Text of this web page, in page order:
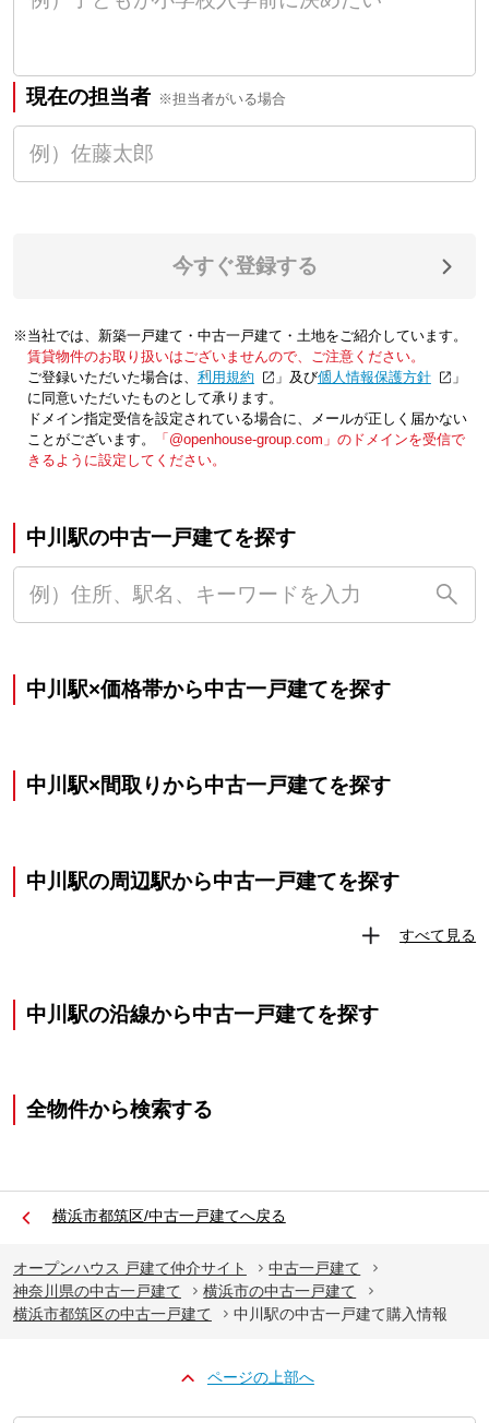
現在の担当者 ※担当者がいる場合
今すぐ登録する
※当社では、新築一戸建て・中古一戸建て・土地をご紹介しています。
賃貸物件のお取り扱いはございませんので、ご注意ください。
ご登録いただいた場合は、「利用規約 」及び「個人情報保護方針
」
に同意いただいたものとして承ります。
ドメイン指定受信を設定されている場合に、メールが正しく届かない
ことがございます。
「@openhouse-group.com」のドメインを受信で
きるように設定してください。
中川駅の中古一戸建てを探す
中川駅×価格帯から中古一戸建てを探す
中川駅×間取りから中古一戸建てを探す
中川駅の周辺駅から中古一戸建てを探す
すべて見る
中川駅の沿線から中古一戸建てを探す
全物件から検索する
横浜市都筑区/中古一戸建てへ戻る
オープンハウス 戸建て仲介サイト
中古一戸建て
神奈川県の中古一戸建て
横浜市の中古一戸建て
横浜市都筑区の中古一戸建て
中川駅の中古一戸建て購入情報
ページの上部へ